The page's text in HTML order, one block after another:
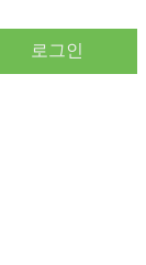
로그인